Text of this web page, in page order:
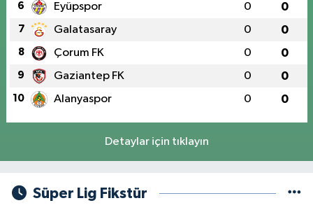
6 Eyüpspor 0 0
7 Galatasaray 0 0
8 Çorum FK 0 0
9 Gaziantep FK 0 0
10 Alanyaspor 0 0
Detaylar için tıklayın
Süper Lig Fikstür